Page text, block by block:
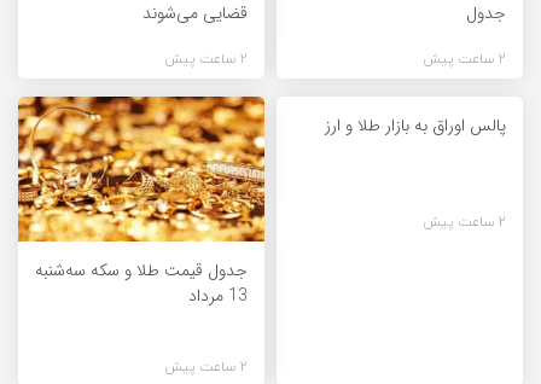
جدول
2 ساعت پیش
قضایی می‌شوند
2 ساعت پیش
پالس اوراق به بازار طلا و ارز
2 ساعت پیش
جدول قیمت طلا و سکه سه‌شنبه
13 مرداد
2 ساعت پیش